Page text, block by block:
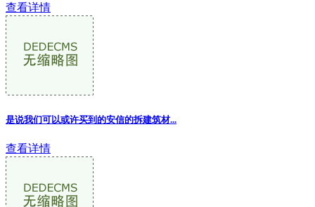
查看详情
是说我们可以或许买到的安信的拆建筑材...
查看详情